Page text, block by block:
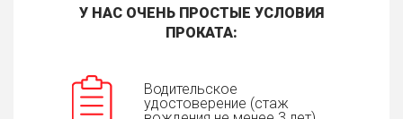
У НАС ОЧЕНЬ ПРОСТЫЕ УСЛОВИЯ
ПРОКАТА:
Водительское
удостоверение (стаж